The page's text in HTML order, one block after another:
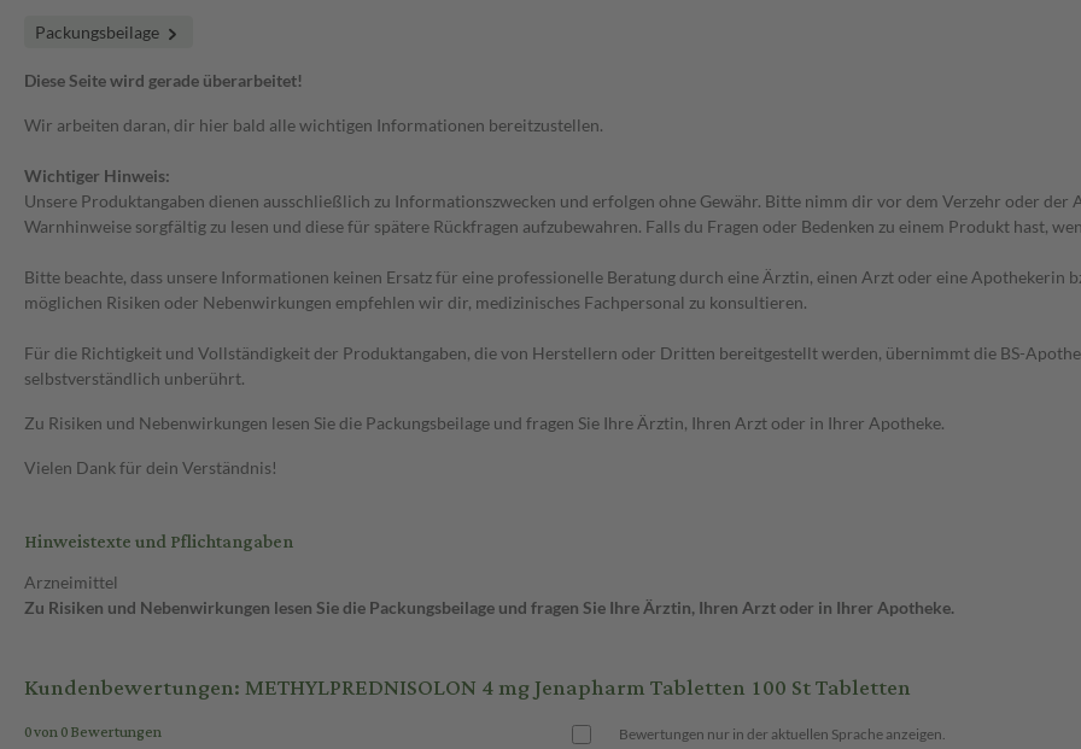
Packungsbeilage
Diese Seite wird gerade überarbeitet!
Wir arbeiten daran, dir hier bald alle wichtigen Informationen bereitzustellen.
Wichtiger Hinweis:
Unsere Produktangaben dienen ausschließlich zu Informationszwecken und erfolgen ohne Gewähr. Bitte nimm dir vor dem Verzehr oder
Warnhinweise sorgfältig zu lesen und diese für spätere Rückfragen aufzubewahren. Falls du Fragen oder Bedenken zu einem Produkt hast,
Bitte beachte, dass unsere Informationen keinen Ersatz für eine professionelle Beratung durch eine Ärztin, einen Arzt oder eine Apothekerin
möglichen Risiken oder Nebenwirkungen empfehlen wir dir, medizinisches Fachpersonal zu konsultieren.
Für die Richtigkeit und Vollständigkeit der Produktangaben, die von Herstellern oder Dritten bereitgestellt werden, übernimmt die BS-
selbstverständlich unberührt.
Zu Risiken und Nebenwirkungen lesen Sie die Packungsbeilage und fragen Sie Ihre Ärztin, Ihren Arzt oder in Ihrer Apotheke.
Vielen Dank für dein Verständnis!
Hinweistexte und Pflichtangaben
Arzneimittel
Zu Risiken und Nebenwirkungen lesen Sie die Packungsbeilage und fragen Sie Ihre Ärztin, Ihren Arzt oder in Ihrer Apotheke.
Kundenbewertungen: METHYLPREDNISOLON 4 mg Jenapharm Tabletten 100 St Tabletten
0 von 0 Bewertungen Bewertungen nur in der aktuellen Sprache anzeigen.